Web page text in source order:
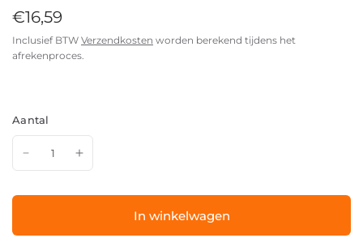
€16,59
Inclusief BTW Verzendkosten worden berekend tijdens het
afrekenproces.
Aantal
In winkelwagen